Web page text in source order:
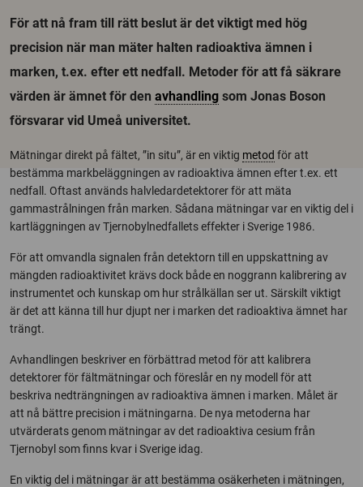
För att nå fram till rätt beslut är det viktigt med hög
precision när man mäter halten radioaktiva ämnen i
marken, t.ex. efter ett nedfall. Metoder för att få säkrare
värden är ämnet för den avhandling som Jonas Boson
försvarar vid Umeå universitet.
Mätningar direkt på fältet, ”in situ”, är en viktig metod för att
bestämma markbeläggningen av radioaktiva ämnen efter t.ex. ett
nedfall. Oftast används halvledardetektorer för att mäta
gammastrålningen från marken. Sådana mätningar var en viktig del i
kartläggningen av Tjernobylnedfallets effekter i Sverige 1986.
För att omvandla signalen från detektorn till en uppskattning av
mängden radioaktivitet krävs dock både en noggrann kalibrering av
instrumentet och kunskap om hur strålkällan ser ut. Särskilt viktigt
är det att känna till hur djupt ner i marken det radioaktiva ämnet har
trängt.
Avhandlingen beskriver en förbättrad metod för att kalibrera
detektorer för fältmätningar och föreslår en ny modell för att
beskriva nedträngningen av radioaktiva ämnen i marken. Målet är
att nå bättre precision i mätningarna. De nya metoderna har
utvärderats genom mätningar av det radioaktiva cesium från
Tjernobyl som finns kvar i Sverige idag.
En viktig del i mätningar är att bestämma osäkerheten i mätningen,